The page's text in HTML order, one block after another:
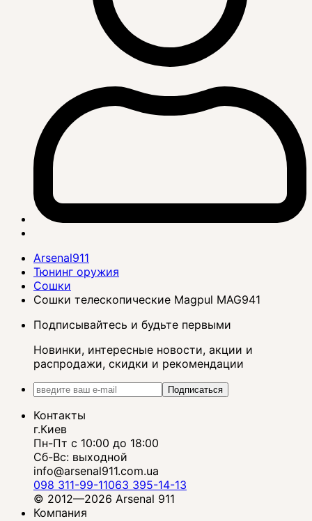
Arsenal911
Тюнинг оружия
Сошки
Сошки телескопические Magpul MAG941
Подписывайтесь и будьте первыми
Новинки, интересные новости, акции и
распродажи, скидки и рекомендации
Подписаться
Контакты
г.Киев
Пн-Пт с 10:00 до 18:00
Сб-Вс: выходной
info@arsenal911.com.ua
098 311-99-11063 395-14-13
© 2012—2026 Arsenal 911
Компания